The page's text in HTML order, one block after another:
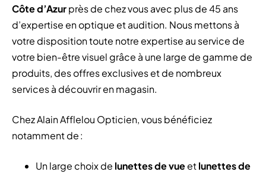
Côte d’Azurprès de chez vous avec plus de 45 ans
d’expertise en optique et audition. Nous mettons à
votre disposition toute notre expertise au service de
votre bien-être visuel grâce à une large de gamme de
produits, des offres exclusives et de nombreux
services à découvrir en magasin.
Chez Alain Afflelou Opticien, vous bénéficiez
notamment de :
Un large choix de lunettes de vueetlunettes de